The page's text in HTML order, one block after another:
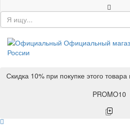
Скидка 10% при покупке этого
PROMO10